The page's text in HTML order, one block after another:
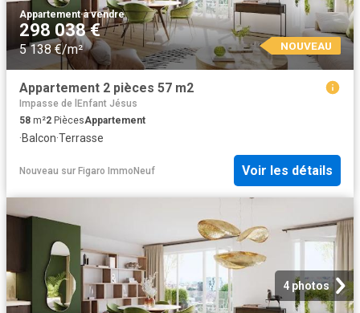
Appartement·à vendre
298 038 €
5 138 €/m² NOUVEAU
Appartement 2 pièces 57 m2
Impasse de lEnfant Jésus
58 m²2 PiècesAppartement
·Balcon·Terrasse
Nouveau sur Figaro ImmoNeuf Voir les détails
4 photos